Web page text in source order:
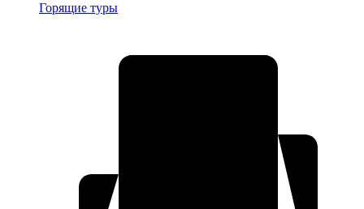
Горящие туры